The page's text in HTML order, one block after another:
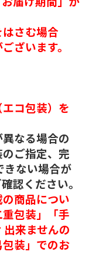
さむ場合
ざいます。
コ包装）を
なる場合の
ご指定、完
きない場合が
認ください。
商品につい
包装」「手
来ませんの
装」でのお